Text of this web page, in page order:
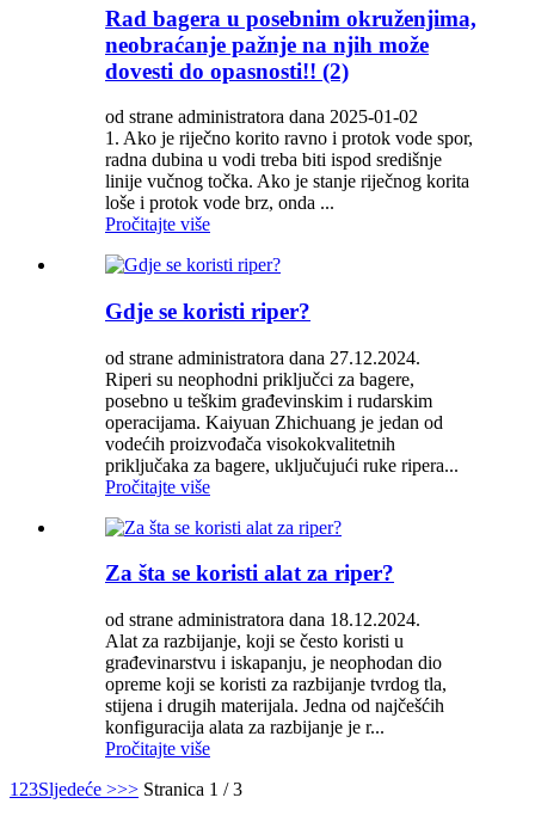
Rad bagera u posebnim okruženjima,
neobraćanje pažnje na njih može
dovesti do opasnosti!! (2)
od strane administratora dana 2025-01-02
1. Ako je riječno korito ravno i protok vode spor,
radna dubina u vodi treba biti ispod središnje
linije vučnog točka. Ako je stanje riječnog korita
loše i protok vode brz, onda ...
Pročitajte više
Gdje se koristi riper?
od strane administratora dana 27.12.2024.
Riperi su neophodni priključci za bagere,
posebno u teškim građevinskim i rudarskim
operacijama. Kaiyuan Zhichuang je jedan od
vodećih proizvođača visokokvalitetnih
priključaka za bagere, uključujući ruke ripera...
Pročitajte više
Za šta se koristi alat za riper?
od strane administratora dana 18.12.2024.
Alat za razbijanje, koji se često koristi u
građevinarstvu i iskapanju, je neophodan dio
opreme koji se koristi za razbijanje tvrdog tla,
stijena i drugih materijala. Jedna od najčešćih
konfiguracija alata za razbijanje je r...
Pročitajte više
1 23Sljedeće >>> Stranica 1 / 3